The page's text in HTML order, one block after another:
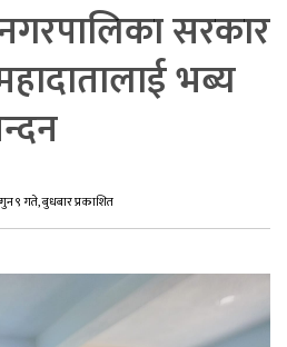
सरकार
भब्य
९ गते, बुधबार प्रकाशित